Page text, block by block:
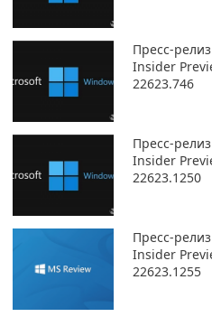
Пресс-
Insider
22623.746
Пресс-
Insider
22623.1250
Пресс-
Insider
22623.1255